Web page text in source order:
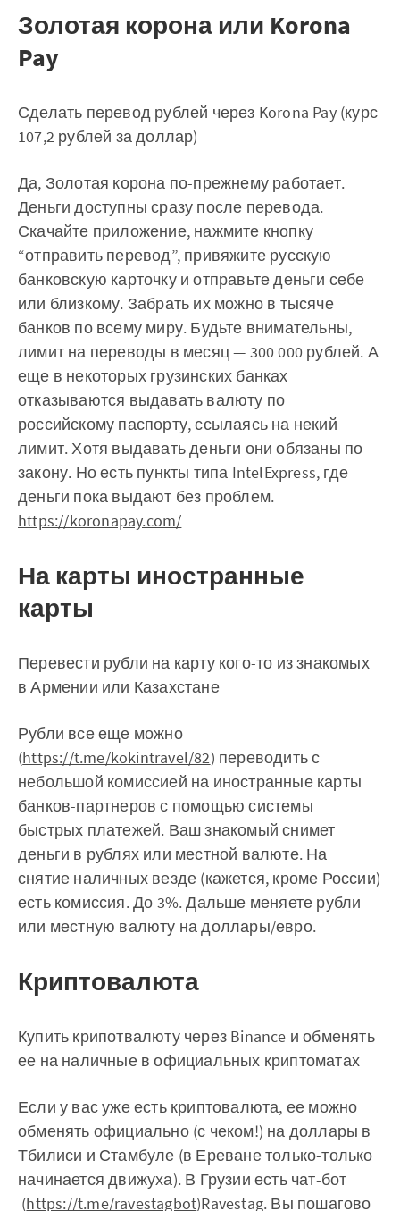
Золотая корона или Korona
Pay
Сделать перевод рублей через Korona Pay (курс
107,2 рублей за доллар)
Да, Золотая корона по-прежнему работает.
Деньги доступны сразу после перевода.
Скачайте приложение, нажмите кнопку
“отправить перевод”, привяжите русскую
банковскую карточку и отправьте деньги себе
или близкому. Забрать их можно в тысяче
банков по всему миру. Будьте внимательны,
лимит на переводы в месяц — 300 000 рублей. А
еще в некоторых грузинских банках
отказываются выдавать валюту по
российскому паспорту, ссылаясь на некий
лимит. Хотя выдавать деньги они обязаны по
закону. Но есть пункты типа IntelExpress, где
деньги пока выдают без проблем.
https://koronapay.com/
На карты иностранные
карты
Перевести рубли на карту кого-то из знакомых
в Армении или Казахстане
Рубли все еще можно
(https://t.me/kokintravel/82) переводить с
небольшой комиссией на иностранные карты
банков-партнеров с помощью системы
быстрых платежей. Ваш знакомый снимет
деньги в рублях или местной валюте. На
снятие наличных везде (кажется, кроме России)
есть комиссия. До 3%. Дальше меняете рубли
или местную валюту на доллары/евро.
Криптовалюта
Купить крипотвалюту через Binance и обменять
ее на наличные в официальных криптоматах
Если у вас уже есть криптовалюта, ее можно
обменять официально (с чеком!) на доллары в
Тбилиси и Стамбуле (в Ереване только-только
начинается движуха). В Грузии есть чат-бот
(https://t.me/ravestagbot)Ravestag. Вы пошагово